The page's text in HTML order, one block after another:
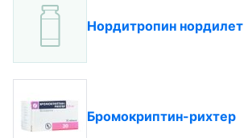
Нордитропин нордилет
Бромокриптин-рихтер